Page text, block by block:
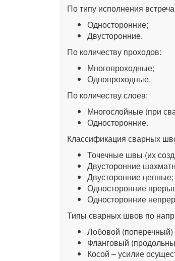
По типу исполнения
Односторонние;
Двусторонние.
По количеству проходов:
Многопроходные;
Однопроходные.
По количеству слоев:
Многослойные (при
Односторонние.
Классификация сварных
Точечные швы (их
Двусторонние
Двусторонние цепные;
Односторонние
Односторонние
Типы сварных швов по
Лобовой (поперечный)
Фланговый
Косой – усилие